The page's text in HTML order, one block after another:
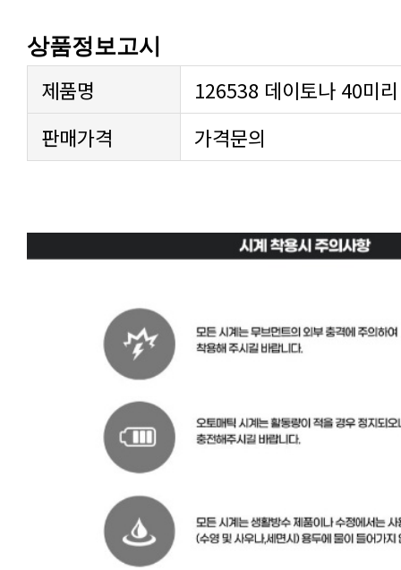
상품정보고시
제품명
126538 데이토나 40미
판매가격
가격문의